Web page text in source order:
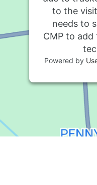
to the
needs to
CMP to
Powered by